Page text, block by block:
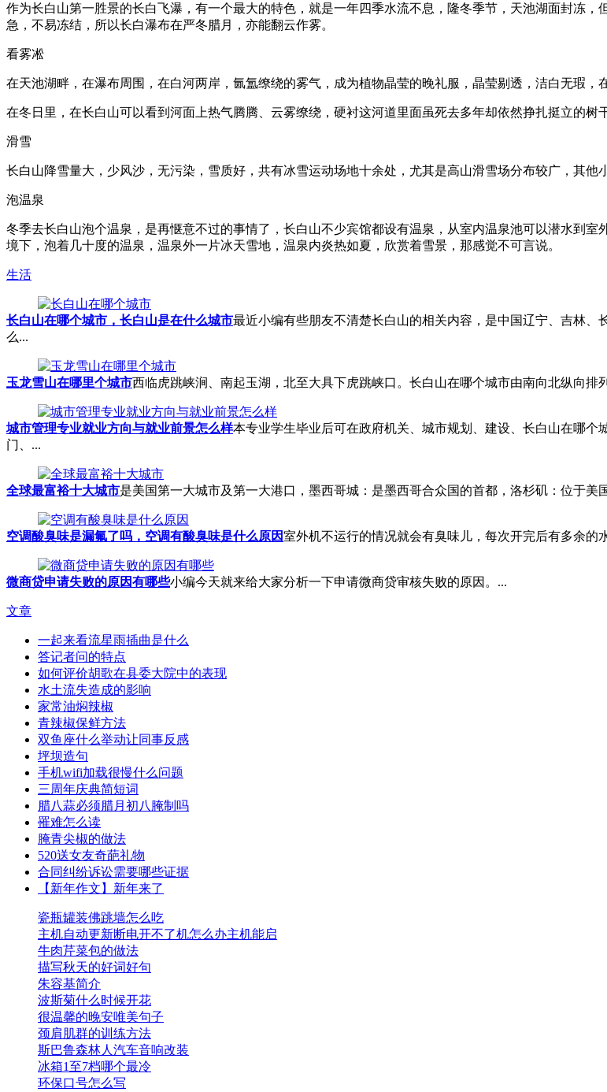
作为长白山第一胜景的长白飞瀑，有一个最大的特色，就是一年四季水流不息，隆冬季节，天池湖面封冻
急，不易冻结，所以长白瀑布在严冬腊月，亦能翻云作雾。
看雾凇
在天池湖畔，在瀑布周围，在白河两岸，氤氲缭绕的雾气，成为植物晶莹的晚礼服，晶莹剔透，洁白无瑕，
在冬日里，在长白山可以看到河面上热气腾腾、云雾缭绕，硬衬这河道里面虽死去多年却依然挣扎挺立的树
滑雪
长白山降雪量大，少风沙，无污染，雪质好，共有冰雪运动场地十余处，尤其是高山滑雪场分布较广，其他
泡温泉
冬季去长白山泡个温泉，是再惬意不过的事情了，长白山不少宾馆都设有温泉，从室内温泉池可以潜水到
境下，泡着几十度的温泉，温泉外一片冰天雪地，温泉内炎热如夏，欣赏着雪景，那感觉不可言说。
生活
长白山在哪个城市，长白山是在什么城市最近小编有些朋友不清楚长白山的相关内容，是中国辽宁、吉林
么...
玉龙雪山在哪里个城市西临虎跳峡涧、南起玉湖，北至大具下虎跳峡口。长白山在哪个城市由南向北纵向
城市管理专业就业方向与就业前景怎么样本专业学生毕业后可在政府机关、城市规划、建设、长白山在哪
门、...
全球最富裕十大城市是美国第一大城市及第一大港口，墨西哥城：是墨西哥合众国的首都，洛杉矶：位于
空调酸臭味是漏氟了吗，空调有酸臭味是什么原因室外机不运行的情况就会有臭味儿，每次开完后有多余的
微商贷申请失败的原因有哪些小编今天就来给大家分析一下申请微商贷审核失败的原因。...
文章
一起来看流星雨插曲是什么
答记者问的特点
如何评价胡歌在县委大院中的表现
水土流失造成的影响
家常油焖辣椒
青辣椒保鲜方法
双鱼座什么举动让同事反感
坪坝造句
手机wifi加载很慢什么问题
三周年庆典简短词
腊八蒜必须腊月初八腌制吗
罹难怎么读
腌青尖椒的做法
520送女友奇葩礼物
合同纠纷诉讼需要哪些证据
【新年作文】新年来了
瓷瓶罐装佛跳墙怎么吃
主机自动更新断电开不了机怎么办主机能启
牛肉芹菜包的做法
描写秋天的好词好句
朱容基简介
波斯菊什么时候开花
很温馨的晚安唯美句子
颈肩肌群的训练方法
斯巴鲁森林人汽车音响改装
冰箱1至7档哪个最冷
环保口号怎么写